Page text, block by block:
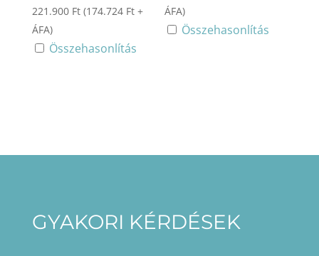
221.900 Ft (174.724 Ft+
ÁFA)
Összehasonlítás
ÁFA)
Összehasonlítás
GYAKORI KÉRDÉSEK